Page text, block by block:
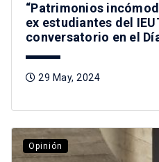
“Patrimonios
ex estudiantes del
conversatorio en el
29 May, 2024
Opinión